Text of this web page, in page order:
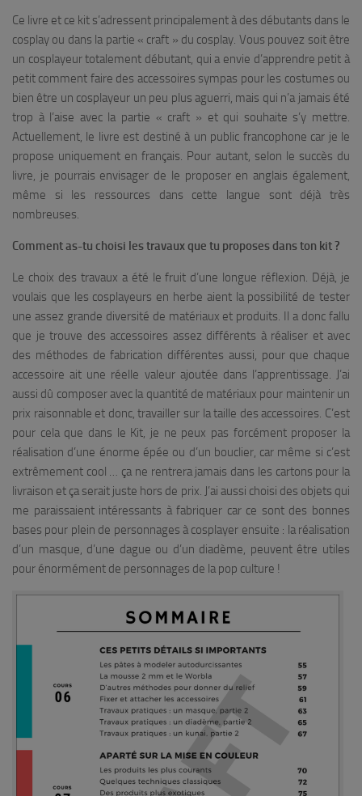
Ce livre et ce kit s’adressent principalement à des débutants dans le
cosplay ou dans la partie « craft » du cosplay. Vous pouvez soit être
un cosplayeur totalement débutant, qui a envie d’apprendre petit à
petit comment faire des accessoires sympas pour les costumes ou
bien être un cosplayeur un peu plus aguerri, mais qui n’a jamais été
trop à l’aise avec la partie « craft » et qui souhaite s’y mettre.
Actuellement, le livre est destiné à un public francophone car je le
propose uniquement en français. Pour autant, selon le succès du
livre, je pourrais envisager de le proposer en anglais également,
même si les ressources dans cette langue sont déjà très
nombreuses.
Comment as-tu choisi les travaux que tu proposes dans ton kit ?
Le choix des travaux a été le fruit d’une longue réflexion. Déjà, je
voulais que les cosplayeurs en herbe aient la possibilité de tester
une assez grande diversité de matériaux et produits. Il a donc fallu
que je trouve des accessoires assez différents à réaliser et avec
des méthodes de fabrication différentes aussi, pour que chaque
accessoire ait une réelle valeur ajoutée dans l’apprentissage. J’ai
aussi dû composer avec la quantité de matériaux pour maintenir un
prix raisonnable et donc, travailler sur la taille des accessoires. C’est
pour cela que dans le Kit, je ne peux pas forcément proposer la
réalisation d’une énorme épée ou d’un bouclier, car même si c’est
extrêmement cool … ça ne rentrera jamais dans les cartons pour la
livraison et ça serait juste hors de prix. J’ai aussi choisi des objets qui
me paraissaient intéressants à fabriquer car ce sont des bonnes
bases pour plein de personnages à cosplayer ensuite : la réalisation
d’un masque, d’une dague ou d’un diadème, peuvent être utiles
pour énormément de personnages de la pop culture !